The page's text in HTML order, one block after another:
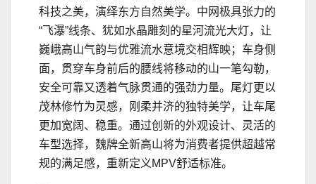
科技之美，演绎东方自然美学。中网极具张力的
“飞瀑”线条、犹如水晶雕刻的星河流光大灯，让
巍峨高山气韵与优雅流水意境交相辉映；车身侧
面，贯穿车身前后的腰线将移动的山一笔勾勒，
安全可靠又透着气脉贯通的强劲力量。尾灯更以
茂林修竹为灵感，刚柔并济的独特美学，让车尾
更加宽阔、稳重。通过创新的外观设计、灵活的
车型选择，魏牌全新高山将为消费者提供超越常
规的满足感，重新定义MPV舒适标准。